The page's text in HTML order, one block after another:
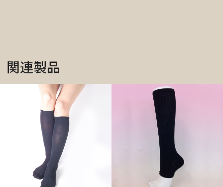
関連製品